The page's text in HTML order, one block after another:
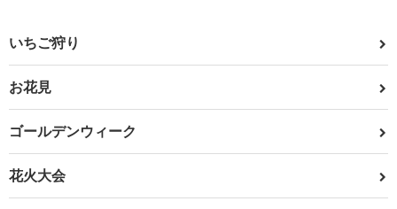
いちご狩り
お花見
ゴールデンウィーク
花火大会